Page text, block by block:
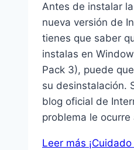
Antes de instalar
nueva versión de
tienes que saber
instalas en
Pack 3), puede
su desinstalación.
blog oficial de
problema le
Leer más